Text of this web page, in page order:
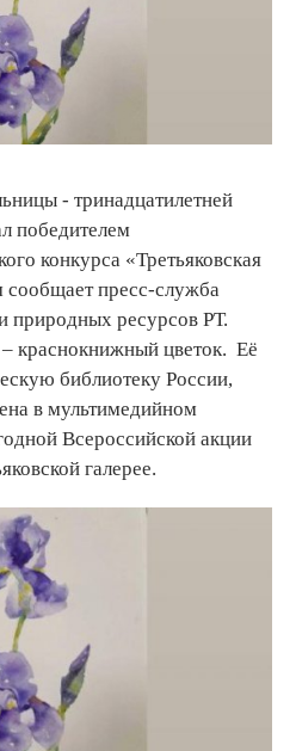
- тринадцатилетней
победителем
конкурса «Третьяковская
сообщает пресс-служба
природных ресурсов РТ.
– краснокнижный цветок. Её
библиотеку России,
в мультимедийном
Всероссийской акции
галерее.